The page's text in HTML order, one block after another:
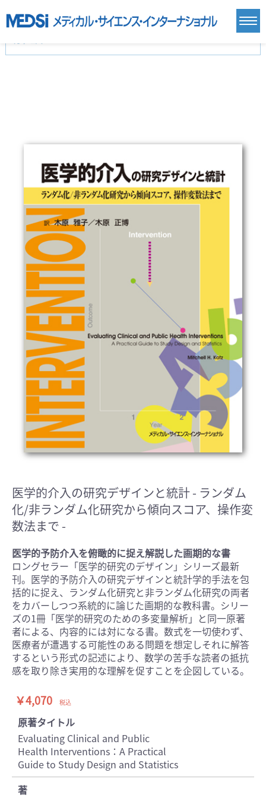
基礎医学(93)
基礎医学関連科学(80)
自然科学(25)
薬学(7)
保健・体育(1)
衛生・公衆衛生学(14)
医学一般(91) マルチメディア(0)
医学的介入の研究デザインと統計- ランダム
化/非ランダム化研究から傾向スコア、操作変
数法まで -
医学的予防介入を俯瞰的に捉え解説した画期的な書
ロングセラー「医学的研究のデザイン」シリーズ最新
刊。医学的予防介入の研究デザインと統計学的手法を包
括的に捉え、ランダム化研究と非ランダム化研究の両者
をカバーしつつ系統的に論じた画期的な教科書。シリー
ズの1冊「医学的研究のための多変量解析」と同一原著
者による、内容的には対になる書。数式を一切使わず、
医療者が遭遇する可能性のある問題を想定しそれに解答
するという形式の記述により、数学の苦手な読者の抵抗
感を取り除き実用的な理解を促すことを企図している。
￥4,070 税込
原著タイトル
Evaluating Clinical and Public
Health Interventions：A Practical
Guide to Study Design and Statistics
著